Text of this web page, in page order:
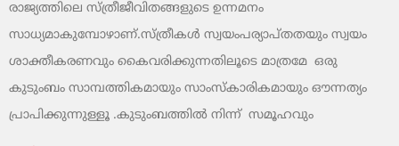
രാജ്യത്തിലെ സ്ത്രീജീവിതങ്ങളുടെ ഉന്നമനം
സാധ്യമാകുമ്പോഴാണ്.സ്ത്രീകൾ സ്വയംപര്യാപ്‌തതയും സ്വയം
ശാക്തീകരണവും കൈവരിക്കുന്നതിലൂടെ മാത്രമേ ഒരു
കുടുംബം സാമ്പത്തികമായും സാംസ്‌കാരികമായും ഔന്നത്യം
പ്രാപിക്കുന്നുള്ളൂ .കുടുംബത്തിൽ നിന്ന് സമൂഹവും